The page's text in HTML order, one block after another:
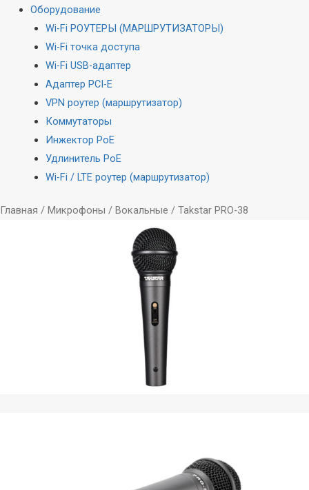
Оборудование
Wi-Fi РОУТЕРЫ (МАРШРУТИЗАТОРЫ)
Wi-Fi точка доступа
Wi-Fi USB-адаптер
Адаптер PCI-E
VPN роутер (маршрутизатор)
Коммутаторы
Инжектор PoE
Удлинитель PoE
Wi-Fi / LTE роутер (маршрутизатор)
Главная / Микрофоны / Вокальные / Takstar PRO-38